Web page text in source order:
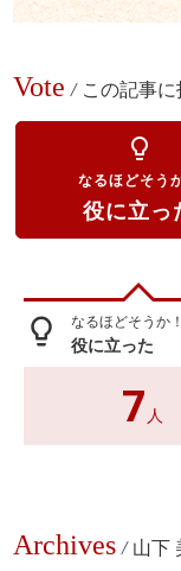
Vote / この記事に
lightbulb_outline
なるほどそう
役に立っ
lightbulb_outline なるほどそうか！
役に立った
7 人
Archives / 山下